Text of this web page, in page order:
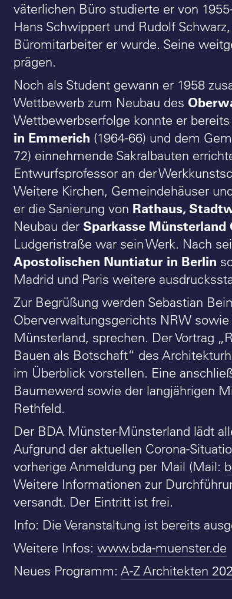
väterlichen Büro studierte er von
Hans Schwippert und Rudolf
Büromitarbeiter er wurde. Seine
prägen.
Noch als Student gewann er 1958
Wettbewerb zum Neubau des
Wettbewerbserfolge konnte er
in Emmerich (1964-66) und dem
72) einnehmende Sakralbauten
Entwurfsprofessor an der
Weitere Kirchen, Gemeindehäuser
er die Sanierung von Rathaus,
Neubau der Sparkasse Münsterland
Ludgeristraße war sein Werk. Nach
Apostolischen Nuntiatur in Berlin
Madrid und Paris weitere
Zur Begrüßung werden Sebastian
Oberverwaltungsgerichts NRW
Münsterland, sprechen. Der Vortrag
Bauen als Botschaft“ des
im Überblick vorstellen. Eine
Baumewerd sowie der langjährigen
Rethfeld.
Der BDA Münster-Münsterland lädt
Aufgrund der aktuellen Corona-
vorherige Anmeldung per Mail (Mail:
Weitere Informationen zur
versandt. Der Eintritt ist frei.
Info: Die Veranstaltung ist bereits
Weitere Infos: www.bda-muenster.de
Neues Programm: A-Z Architekten